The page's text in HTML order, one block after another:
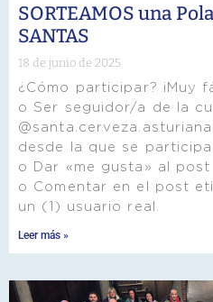
SORTEAMOS una
SANTAS
18 de junio de 2025
¿Cómo participar? ¡Muy
o Ser seguidor/a de la
desde la que se participa.
o Dar «me gusta» al post
o Comentar en el post
un (1) usuario real.
Leer más »